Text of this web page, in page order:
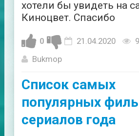
хотели бы увидеть на
Киноцвет. Спасибо
0 21.04.2020
Bukmop
Список самых
популярных
сериалов года